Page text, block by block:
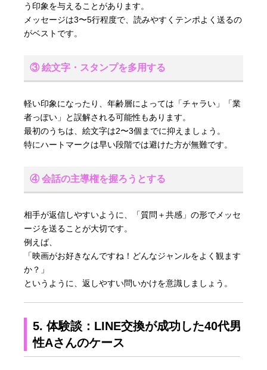
う印象を与えることがあります。
メッセージは3〜5行程度で、読みやすくテンポよく送るの
がベストです。
③ 絵文字・スタンプを多用する
軽い印象になったり、年齢層によっては「チャラい」「業
者っぽい」と誤解される可能性もあります。
最初のうちは、絵文字は2〜3個までに抑えましょう。
特にハートマークは早い段階では避けた方が無難です。
④ 会話の主導権を握ろうとする
相手が返信しやすいように、「質問＋共感」の形でメッセ
ージを送ることが大切です。
例えば、
「映画がお好きなんですね！どんなジャンルをよく観ます
か？」
というように、返しやすい問いかけを意識しましょう。
5. 体験談：LINE交換が成功した40代男
性Aさんのケース